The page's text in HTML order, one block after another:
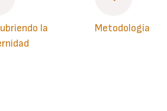
la
Metodología